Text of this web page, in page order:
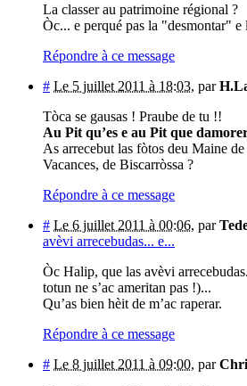
La classer au patrimoine régional ?
Òc... e perqué pas la "desmontar" e
Répondre à ce message
# Le 5 juillet 2011 à 18:03, par
Tòca se gausas ! Praube de tu !!
Au Pit qu’es e au Pit que
As arrecebut las fòtos deu Maine
Vacances, de Biscarròssa ?
Répondre à ce message
# Le 6 juillet 2011 à 00:06, par
avèvi arrecebudas... e...
Òc Halip, que las avèvi
totun ne s’ac ameritan pas !)...
Qu’as bien hèit de m’ac raperar.
Répondre à ce message
# Le 8 juillet 2011 à 09:00, par